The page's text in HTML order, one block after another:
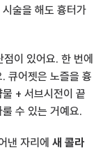
술을 해도 흉터가
이 있어요. 한 번에
큐어젯은 노즐을 흉
+ 서브시전이 끝
수 있는 거예요.
낸 자리에 새 콜라